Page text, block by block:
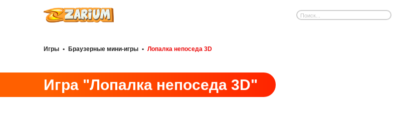
Игры • Браузерные мини-игры • Лопалка непоседа 3D
Игра "Лопалка непоседа 3D"